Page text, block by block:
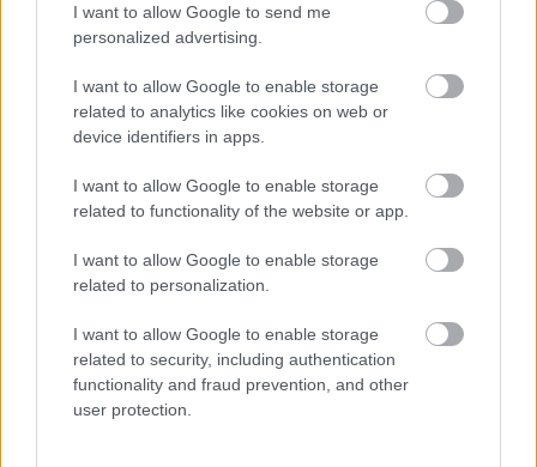
I want to allow Google to send me
personalized advertising.
I want to allow Google to enable storage
related to analytics like cookies on web or
device identifiers in apps.
I want to allow Google to enable storage
related to functionality of the website or app.
I want to allow Google to enable storage
related to personalization.
I want to allow Google to enable storage
related to security, including authentication
functionality and fraud prevention, and other
user protection.
hogy amikor Leclerc Hamilton ellen készült, azt
hitte, nagyon nehéz lesz legyőzni. Aztán nagyon
könnyen verte meg, és nem számított rá, hogy
Hamilton ennyit javul, és ennyire jó lesz” – mondta
a kolumbiai.
teljesítménye váratlanul érte aFerrarihosszú ideje
meghatározó versenyzőjét - írja azF1 Oversteer